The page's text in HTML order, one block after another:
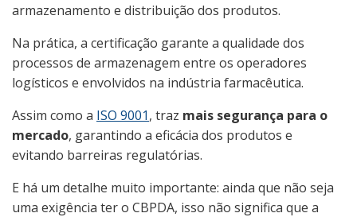
armazenamento e distribuição dos produtos.
Na prática, a certificação garante a qualidade dos
processos de armazenagem entre os operadores
logísticos e envolvidos na indústria farmacêutica.
Assim como a ISO 9001, traz mais segurança para o
mercado, garantindo a eficácia dos produtos e
evitando barreiras regulatórias.
E há um detalhe muito importante: ainda que não seja
uma exigência ter o CBPDA, isso não significa que a